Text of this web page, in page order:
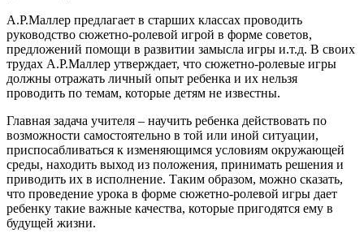
А.Р.Маллер предлагает в старших классах проводить
руководство сюжетно-ролевой игрой в форме советов,
предложений помощи в развитии замысла игры и.т.д. В своих
трудах А.Р.Маллер утверждает, что сюжетно-ролевые игры
должны отражать личный опыт ребенка и их нельзя
проводить по темам, которые детям не известны.
Главная задача учителя – научить ребенка действовать по
возможности самостоятельно в той или иной ситуации,
приспосабливаться к изменяющимся условиям окружающей
среды, находить выход из положения, принимать решения и
приводить их в исполнение. Таким образом, можно сказать,
что проведение урока в форме сюжетно-ролевой игры дает
ребенку такие важные качества, которые пригодятся ему в
будущей жизни.